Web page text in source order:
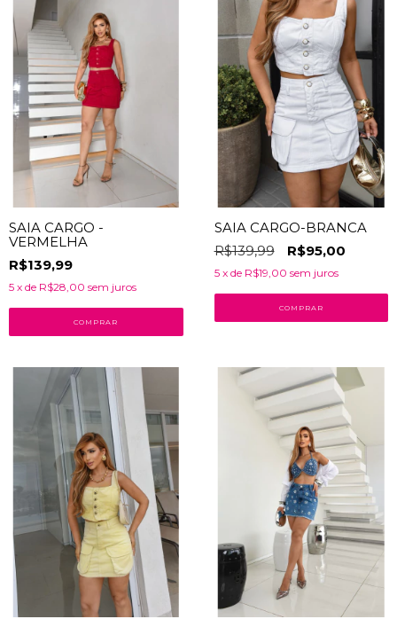
SAIA CARGO -
VERMELHA
R$139,99
5 x de R$28,00 sem juros
COMPRAR
SAIA CARGO-BRANCA
R$139,99
R$95,00
5 x de R$19,00 sem juros
COMPRAR